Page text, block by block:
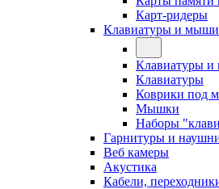
Карт-ридеры
Клавиатуры и мыши
Клавиатуры
Клавиатуры
Коврики под
Мышки
Наборы
Гарнитуры и
Веб камеры
Акустика
Кабели,